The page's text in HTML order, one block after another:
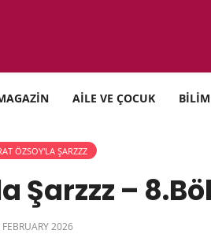
AİLE VE ÇOCUK BİLİM
ÖZSOY'LA ŞARZZZ
Şarzzz –
2026